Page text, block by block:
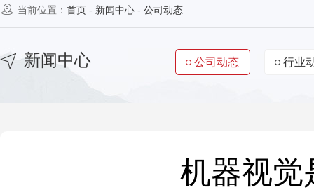
当前位置： 首页 - 新闻中心 - 公司动态
新闻中心 公司动态 行业
机器视觉